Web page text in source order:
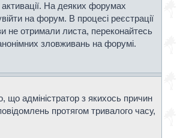
На деяких форумах
на форум. В процесі реєстрації
не отримали листа, переконайтесь
зловживань на форумі.
що адміністратор з якихось причин
протягом тривалого часу,